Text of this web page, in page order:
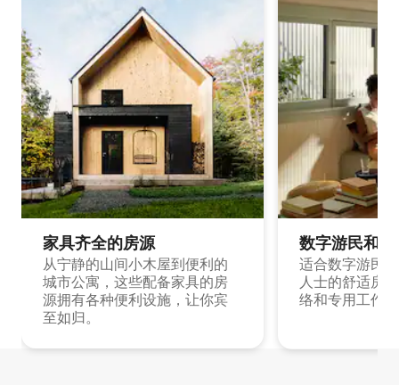
家具齐全的房源
从宁静的山间小木屋到便利的
城市公寓，这些配备家具的房
源拥有各种便利设施，让你宾
至如归。
数字游民和
适合数字游民
人士的舒适房
络和专用工作